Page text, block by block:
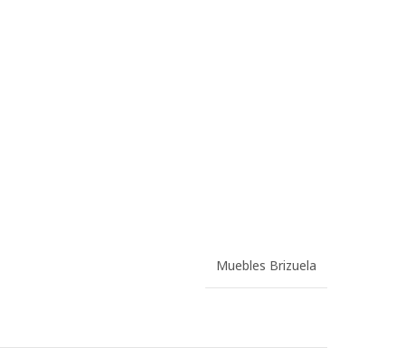
Muebles Brizuela